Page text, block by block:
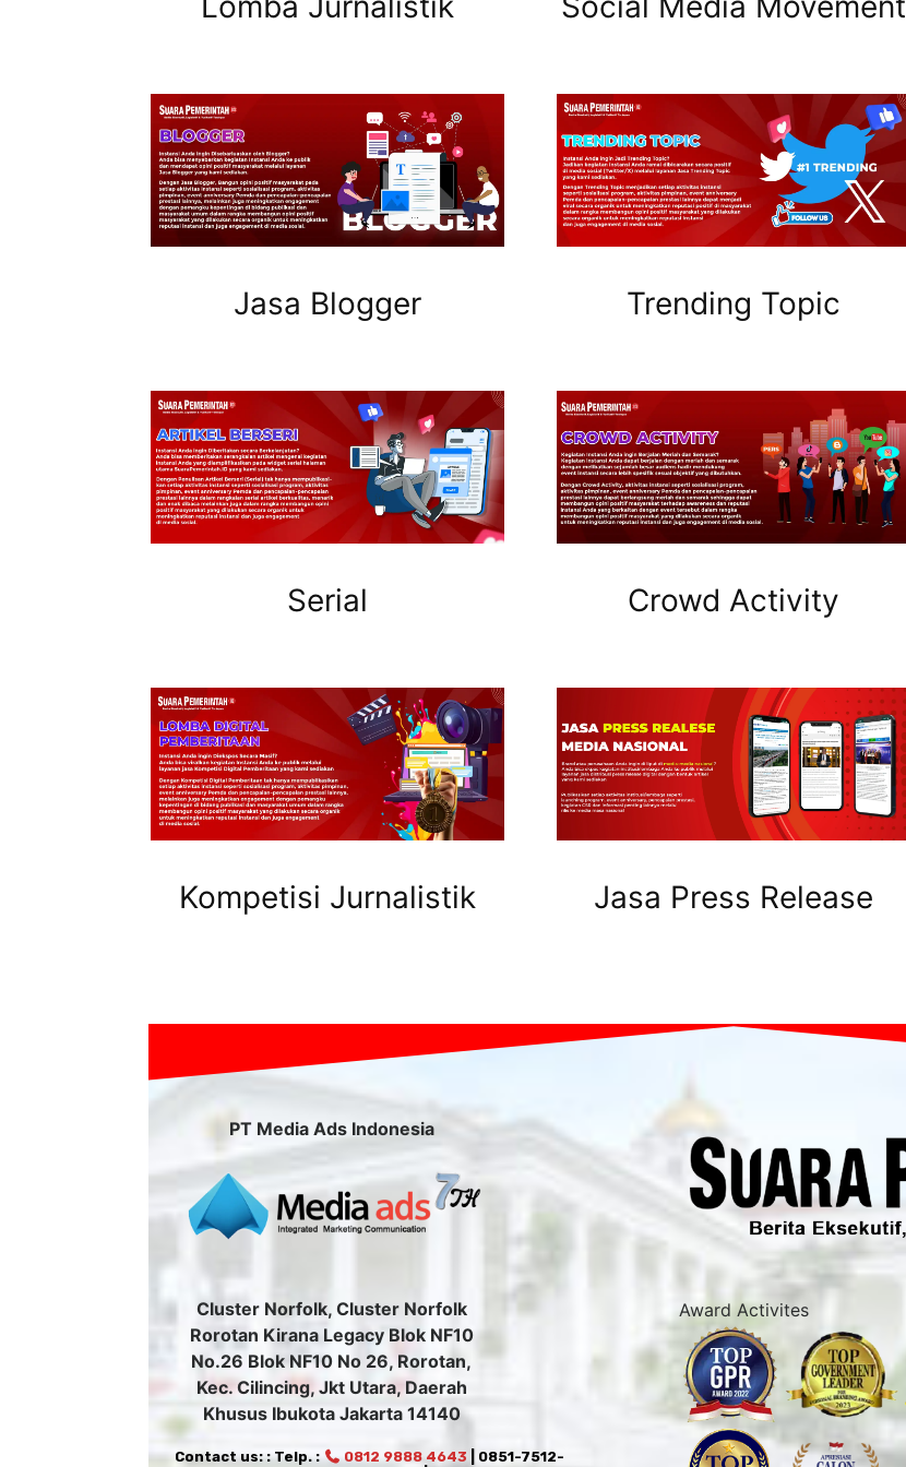
Jasa Blogger
Serial
Kompetisi Jurnalistik
Trending Topic
Crowd Activity
Jasa Press Release
PT Media Ads Indonesia
Cluster Norfolk, Cluster Norfolk
Rorotan Kirana Legacy Blok NF10
No.26 Blok NF10 No 26, Rorotan,
Kec. Cilincing, Jkt Utara, Daerah
Khusus Ibukota Jakarta 14140
Contact us: : Telp. : 0812 9888 4643 | 0851-7512-
Award Activites